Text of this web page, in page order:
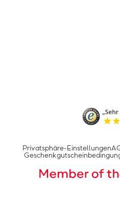
Privatsphäre-Einstellungen